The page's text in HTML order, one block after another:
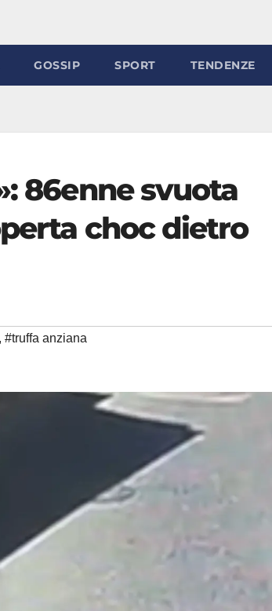
GOSSIP SPORT TENDENZE
86enne svuota
choc dietro
, #truffa anziana